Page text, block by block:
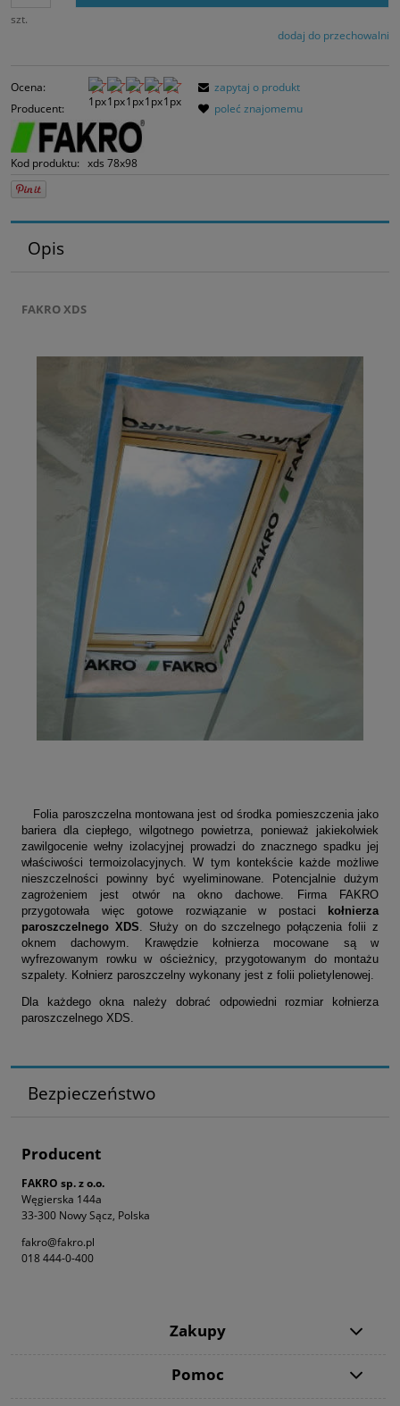
szt.
dodaj do przechowalni
Ocena:
Producent:
Kod produktu: xds 78x98
zapytaj o produkt
poleć znajomemu
Opis
FAKRO XDS
Folia paroszczelna montowana jest od środka pomieszczenia jako
bariera dla ciepłego, wilgotnego powietrza, ponieważ jakiekolwiek
zawilgocenie wełny izolacyjnej prowadzi do znacznego spadku jej
właściwości termoizolacyjnych. W tym kontekście każde możliwe
nieszczelności powinny być wyeliminowane. Potencjalnie dużym
zagrożeniem jest otwór na okno dachowe. Firma FAKRO
przygotowała więc gotowe rozwiązanie w postaci
kołnierza
paroszczelnego XDS. Służy on do szczelnego połączenia folii z
oknem dachowym. Krawędzie kołnierza mocowane są w
wyfrezowanym rowku w ościeżnicy, przygotowanym do montażu
szpalety. Kołnierz paroszczelny wykonany jest z folii polietylenowej.
Dla każdego okna należy dobrać odpowiedni rozmiar kołnierza
paroszczelnego XDS.
Bezpieczeństwo
Producent
FAKRO sp. z o.o.
Węgierska 144a
33-300 Nowy Sącz, Polska
fakro@fakro.pl
018 444-0-400
Zakupy
Pomoc